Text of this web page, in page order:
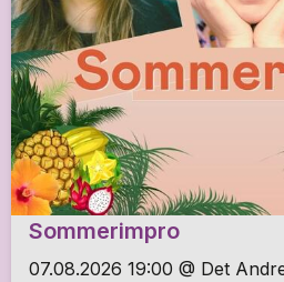
Sommerimpro
07.08.2026 19:00 @ Det